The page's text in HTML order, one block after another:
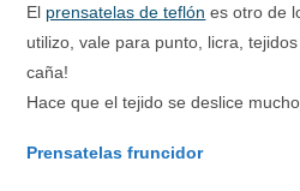
El prensatelas de teflón es otro de
utilizo, vale para punto, licra,
caña!
Hace que el tejido se deslice
Prensatelas fruncidor